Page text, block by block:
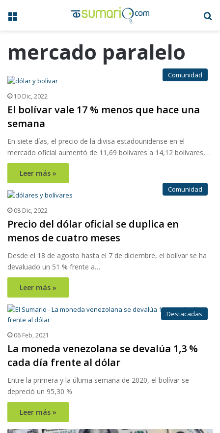
Menú
mercado paralelo
Comunidad
10 Dic, 2022
El bolívar vale 17 % menos que hace una
semana
En siete días, el precio de la divisa estadounidense en el
mercado oficial aumentó de 11,69 bolívares a 14,12 bolívares,…
Leer más »
Comunidad
08 Dic, 2022
Precio del dólar oficial se duplica en
menos de cuatro meses
Desde el 18 de agosto hasta el 7 de diciembre, el bolívar se ha
devaluado un 51 % frente a…
Leer más »
Destacadas
06 Feb, 2021
La moneda venezolana se devalúa 1,3 %
cada día frente al dólar
Entre la primera y la última semana de 2020, el bolívar se
depreció un 95,30 %
Leer más »